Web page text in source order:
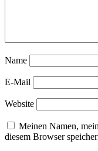
Name
E-Mail
Website
Meinen Namen,
diesem Browser